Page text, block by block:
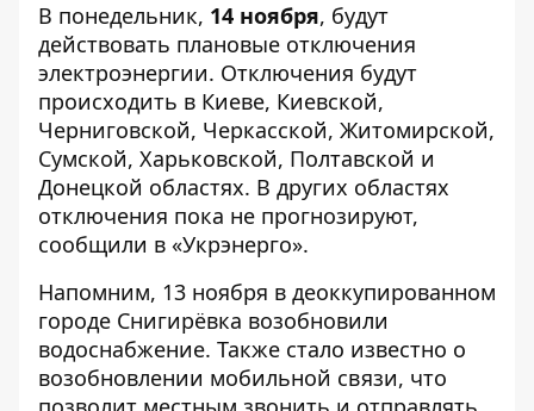
В понедельник, 14 ноября, будут
действовать плановые отключения
электроэнергии. Отключения будут
происходить в Киеве, Киевской,
Черниговской, Черкасской, Житомирской,
Сумской, Харьковской, Полтавской и
Донецкой областях. В других областях
отключения пока не прогнозируют,
сообщили в «Укрэнерго».
Напомним, 13 ноября в деоккупированном
городе Снигирёвка возобновили
водоснабжение. Также стало известно о
возобновлении мобильной связи, что